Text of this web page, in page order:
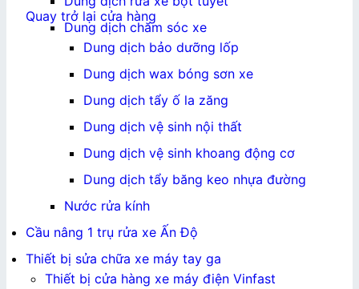
Quay trở lại cửa hàng
Dung dịch chăm sóc xe
Dung dịch bảo dưỡng lốp
Dung dịch wax bóng sơn xe
Dung dịch tẩy ố la zăng
Dung dịch vệ sinh nội thất
Dung dịch vệ sinh khoang động cơ
Dung dịch tẩy băng keo nhựa đường
Nước rửa kính
Cầu nâng 1 trụ rửa xe Ấn Độ
Thiết bị sửa chữa xe máy tay ga
Thiết bị cửa hàng xe máy điện Vinfast